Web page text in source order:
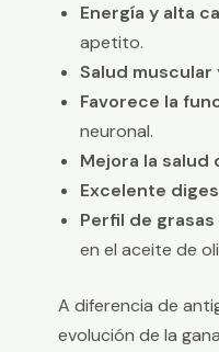
Energía y alta
apetito.
Salud muscular
Favorece la
neuronal.
Mejora la salud
Excelente
Perfil de
en el aceite de
A diferencia de
evolución de la